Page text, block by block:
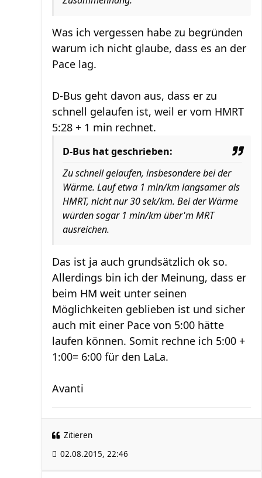
Was ich vergessen habe zu begründen
warum ich nicht glaube, dass es an der
Pace lag.
D-Bus geht davon aus, dass er zu
schnell gelaufen ist, weil er vom HMRT
5:28 + 1 min rechnet.
D-Bus hat geschrieben:
Zu schnell gelaufen, insbesondere bei der
Wärme. Lauf etwa 1 min/km langsamer als
HMRT, nicht nur 30 sek/km. Bei der Wärme
würden sogar 1 min/km über'm MRT
ausreichen.
Das ist ja auch grundsätzlich ok so.
Allerdings bin ich der Meinung, dass er
beim HM weit unter seinen
Möglichkeiten geblieben ist und sicher
auch mit einer Pace von 5:00 hätte
laufen können. Somit rechne ich 5:00 +
1:00= 6:00 für den LaLa.
Avanti
Zitieren
02.08.2015, 22:46